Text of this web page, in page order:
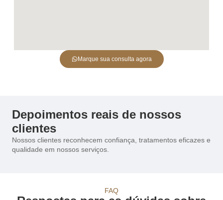
Marque sua consulta agora
Depoimentos reais de nossos
clientes
Nossos clientes reconhecem confiança, tratamentos eficazes e
qualidade em nossos serviços.
FAQ